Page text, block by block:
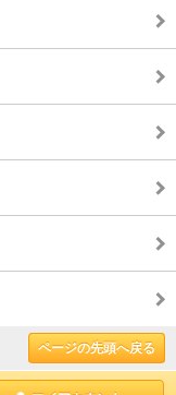
ページの先頭へ戻る